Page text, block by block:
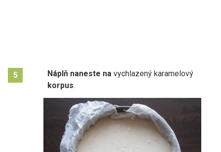
5 Náplň naneste na vychlazený karamelový
korpus.